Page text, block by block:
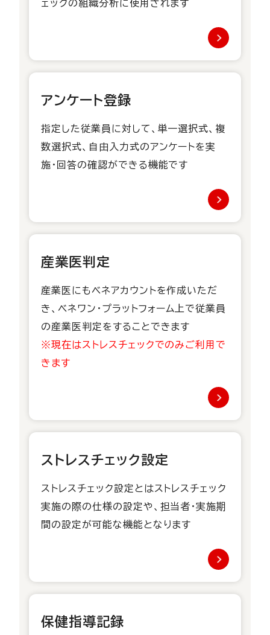
ェックの組織分析に使用されます
アンケート登録
指定した従業員に対して、単一選択式、複
数選択式、自由入力式のアンケートを実
施・回答の確認ができる機能です
産業医判定
産業医にもベネアカウントを作成いただ
き、ベネワン・プラットフォーム上で従業員
の産業医判定をすることできます
※現在はストレスチェックでのみご利用で
きます
ストレスチェック設定
ストレスチェック設定とはストレスチェック
実施の際の仕様の設定や、担当者・実施期
間の設定が可能な機能となります
保健指導記録